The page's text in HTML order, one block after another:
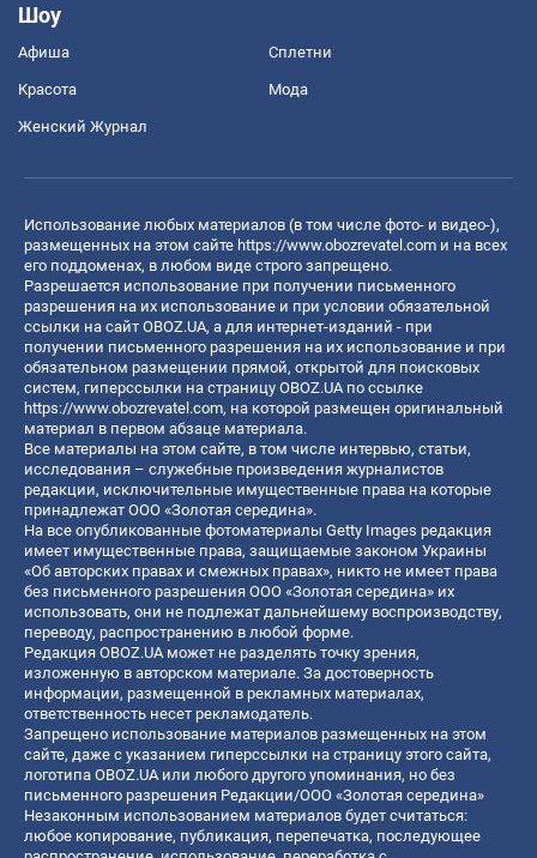
Шоу
Афиша Сплетни
Красота Мода
Женский Журнал
Использование любых материалов (в том числе фото- и видео-),
размещенных на этом сайте https://www.obozrevatel.com и на всех
его поддоменах, в любом виде строго запрещено.
Разрешается использование при получении письменного
разрешения на их использование и при условии обязательной
ссылки на сайт OBOZ.UA, а для интернет-изданий - при
получении письменного разрешения на их использование и при
обязательном размещении прямой, открытой для поисковых
систем, гиперссылки на страницу OBOZ.UA по ссылке
https://www.obozrevatel.com, на которой размещен оригинальный
материал в первом абзаце материала.
Все материалы на этом сайте, в том числе интервью, статьи,
исследования – служебные произведения журналистов
редакции, исключительные имущественные права на которые
принадлежат ООО «Золотая середина».
На все опубликованные фотоматериалы Getty Images редакция
имеет имущественные права, защищаемые законом Украины
«Об авторских правах и смежных правах», никто не имеет права
без письменного разрешения ООО «Золотая середина» их
использовать, они не подлежат дальнейшему воспроизводству,
переводу, распространению в любой форме.
Редакция OBOZ.UA может не разделять точку зрения,
изложенную в авторском материале. За достоверность
информации, размещенной в рекламных материалах,
ответственность несет рекламодатель.
Запрещено использование материалов размещенных на этом
сайте, даже с указанием гиперссылки на страницу этого сайта,
логотипа OBOZ.UA или любого другого упоминания, но без
письменного разрешения Редакции/ООО «Золотая середина»
Незаконным использованием материалов будет считаться:
любое копирование, публикация, перепечатка, последующее